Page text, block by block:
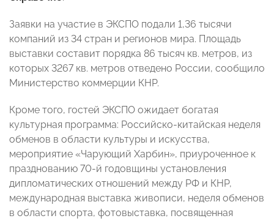
Заявки на участие в ЭКСПО подали 1,36 тысячи
компаний из 34 стран и регионов мира. Площадь
выставки составит порядка 86 тысяч кв. метров, из
которых 3267 кв. метров отведено России, сообщило
Министерство коммерции КНР.
Кроме того, гостей ЭКСПО ожидает богатая
культурная программа: Российско-китайская неделя
обменов в области культуры и искусства,
мероприятие «Чарующий Харбин», приуроченное к
празднованию 70-й годовщины установления
дипломатических отношений между РФ и КНР,
международная выставка живописи, неделя обменов
в области спорта, фотовыставка, посвященная